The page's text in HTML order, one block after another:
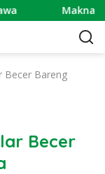
Makna
Becer Bareng
Becer